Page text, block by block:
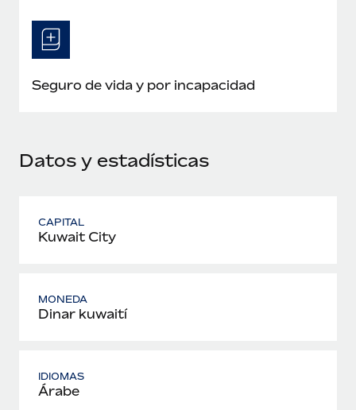
Seguro de vida y por incapacidad
Datos y estadísticas
CAPITAL
Kuwait City
MONEDA
Dinar kuwaití
IDIOMAS
Árabe